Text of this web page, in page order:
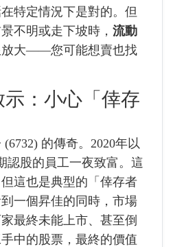
特定情況下是對的。但
不明或走下坡時， 流動
放大——您可能想賣也找
：小心「倖存
的傳奇。2020年以
認股的員工一夜致富。這
這也是典型的「倖存者
一個昇佳的同時，市場
最終未能上市、甚至倒
中的股票，最終的價值